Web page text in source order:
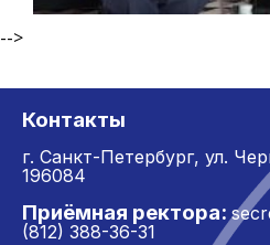
-->
Контакты
г. Санкт-Петербург, ул.
196084
Приёмная ректора:
(812) 388-36-31